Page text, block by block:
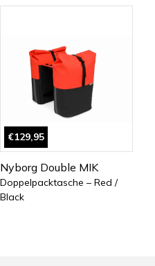
€129,95
Nyborg Double MIK
Doppelpacktasche – Red /
Black